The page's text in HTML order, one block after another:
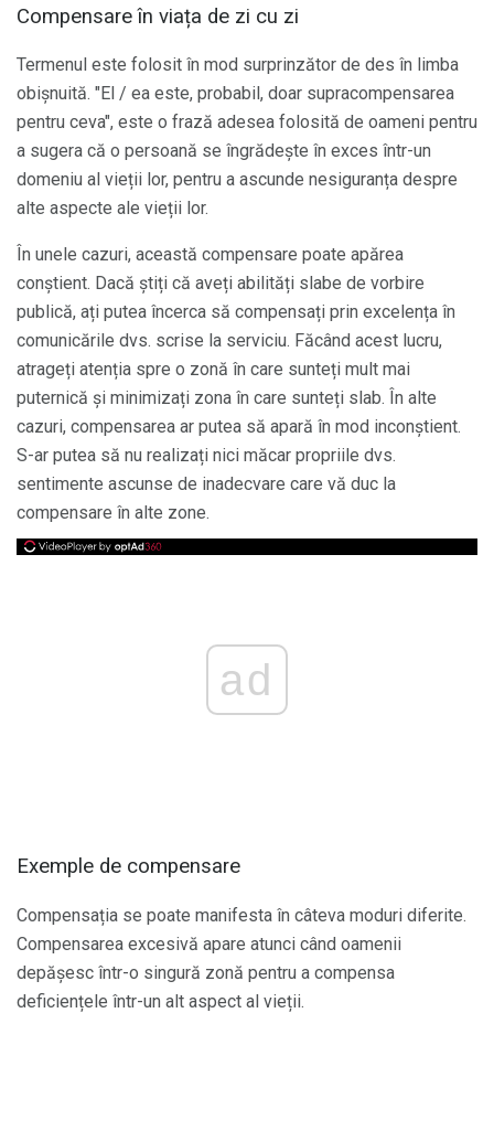
Compensare în viața de zi cu zi
Termenul este folosit în mod surprinzător de des în limba
obișnuită. "El / ea este, probabil, doar supracompensarea
pentru ceva", este o frază adesea folosită de oameni pentru
a sugera că o persoană se îngrădește în exces într-un
domeniu al vieții lor, pentru a ascunde nesiguranța despre
alte aspecte ale vieții lor.
În unele cazuri, această compensare poate apărea
conștient. Dacă știți că aveți abilități slabe de vorbire
publică, ați putea încerca să compensați prin excelența în
comunicările dvs. scrise la serviciu. Făcând acest lucru,
atrageți atenția spre o zonă în care sunteți mult mai
puternică și minimizați zona în care sunteți slab. În alte
cazuri, compensarea ar putea să apară în mod inconștient.
S-ar putea să nu realizați nici măcar propriile dvs.
sentimente ascunse de inadecvare care vă duc la
compensare în alte zone.
ad
Exemple de compensare
Compensația se poate manifesta în câteva moduri diferite.
Compensarea excesivă apare atunci când oamenii
depășesc într-o singură zonă pentru a compensa
deficiențele într-un alt aspect al vieții.